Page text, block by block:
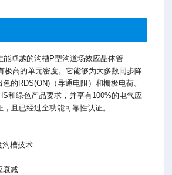
能卓越的沟槽P型沟道场效应晶体管
极高的单元密度。它能够为大多数同步降
的RDS(ON)（导通电阻）和栅极电荷。
和绿色产品要求，并享有100%的电气应
且已经过全功能可靠性认证。
沟槽技术
衰减